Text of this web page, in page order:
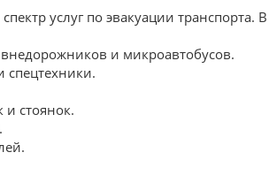
услуг по эвакуации транспорта.
и микроавтобусов.
спецтехники.
стоянок.